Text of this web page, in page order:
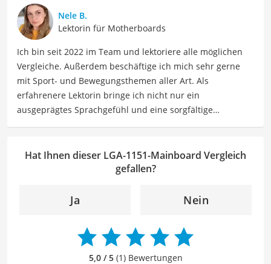
detaillierte Produktvergleiche, Kaufberatungen und
technische Analysen, um Verbrauchern dabei zu helfen,
sowohl informierte Entscheidungen zu treffen als auch
die besten elektronischen Lösungen für ihre Bedürfnisse
zu finden.
Der LGA-1151-Mainboard-Vergleich ist aus unserer Sicht
besonders empfehlenswert für PC-Bastlerund
Nele B.
Lektorin für Motherboards
Ich bin seit 2022 im Team und lektoriere alle möglichen
Vergleiche. Außerdem beschäftige ich mich sehr gerne
mit Sport- und Bewegungsthemen aller Art. Als
erfahrenere Lektorin bringe ich nicht nur ein
ausgeprägtes Sprachgefühl und eine sorgfältige
kann ich dazu beitragen, Texte inhaltlich präzise, gut
strukturiert und sprachlich einwandfrei zu gestalten.
Kohärenz, logische Schlüssigkeit und stilistische Qualität
meinem Hintergrund im Bereich Sport und meiner Liebe
zur geschriebenen Sprache trage ich dazu bei, dass
unsere Vergleiche ansprechend, verständlich sowie
Hat Ihnen dieser LGA-1151-Mainboard Vergleich
gefallen?
Ja Nein
5,0 / 5(1) Bewertungen